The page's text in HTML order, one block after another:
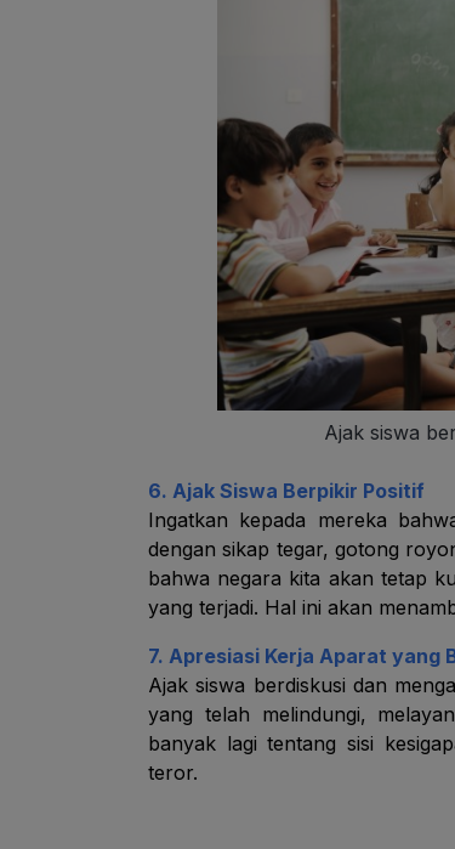
Ajak siswa
6. Ajak Siswa Berpikir Positif
Ingatkan kepada mereka
dengan sikap tegar, gotong
bahwa negara kita akan tetap
yang terjadi. Hal ini akan
7. Apresiasi Kerja Aparat yang
Ajak siswa berdiskusi dan
yang telah melindungi,
banyak lagi tentang sisi
teror.